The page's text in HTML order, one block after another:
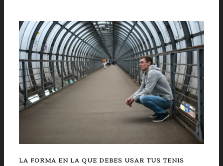
LA FORMA EN LA QUE DEBES USAR TUS TENIS